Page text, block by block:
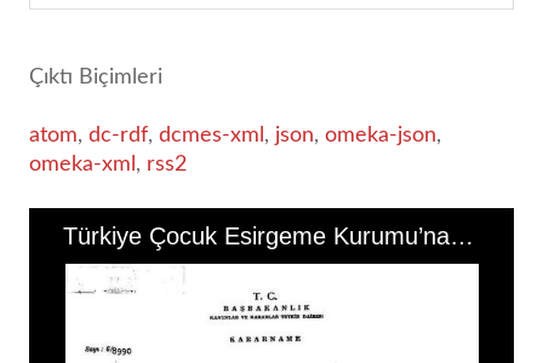
Çıktı Biçimleri
atom, dc-rdf, dcmes-xml , json, omeka-json,
omeka-xml , rss2